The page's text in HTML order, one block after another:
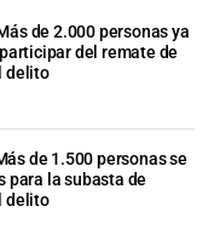
de 2.000 personas ya
del remate de
delito
de 1.500 personas se
para la subasta de
delito